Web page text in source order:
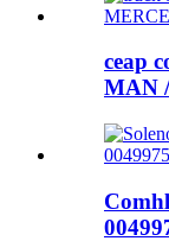
ceap
MAN